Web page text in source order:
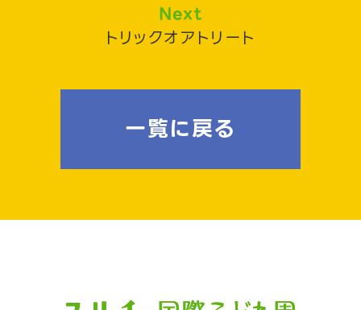
一覧に戻る
Next
トリックオアトリート